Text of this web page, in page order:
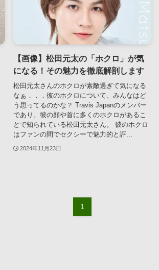
【画像】松田元太の「ホクロ」が気
になる！その魅力を徹底解剖します
松田元太さんのホクロが素敵過ぎて気になる
なぁ．．．彼のホクロについて、みんなはど
う思ってるのかな？ Travis Japanのメンバー
であり、彼の顔や首に多くのホクロがあるこ
とで知られている松田元太さん。 彼のホクロ
はファンの間でセクシーで魅力的と評...
2024年11月23日
1